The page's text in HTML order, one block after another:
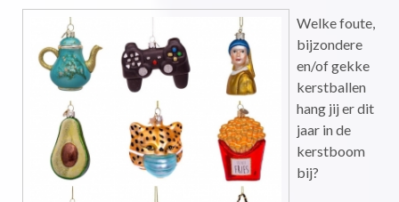
Welke foute,
bijzondere
en/of gekke
kerstballen
hang jij er dit
jaar in de
kerstboom
bij?